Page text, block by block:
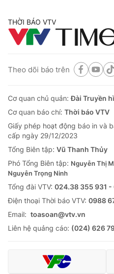
THỜI BÁO VTV
Theo dõi báo trên
Cơ quan chủ quản:Đài Truyền
Cơ quan báo chí: Thời báo VTV
Giấy phép hoạt động báo in và
cấp ngày 29/12/2023
Tổng Biên tập: Vũ Thanh Thủy
Phó Tổng Biên tập: Nguyễn Thị
Nguyễn Trọng Ninh
Tổng đài VTV: 024.38 355 931
Ðiện thoại Thời báo VTV: 0988
Email: toasoan@vtv.vn
Liên hệ quảng cáo: (024) 626